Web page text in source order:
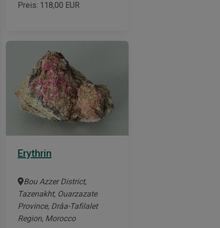
Preis: 118,00 EUR
Erythrin
Bou Azzer District,
Tazenakht, Ouarzazate
Province, Drâa-Tafilalet
Region, Morocco